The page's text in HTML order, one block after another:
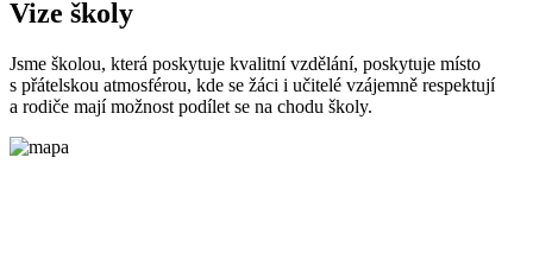
Vize školy
Jsme školou, která poskytuje kvalitní vzdělání, poskytuje místo
s přátelskou atmosférou, kde se žáci i učitelé vzájemně respektují
a rodiče mají možnost podílet se na chodu školy.